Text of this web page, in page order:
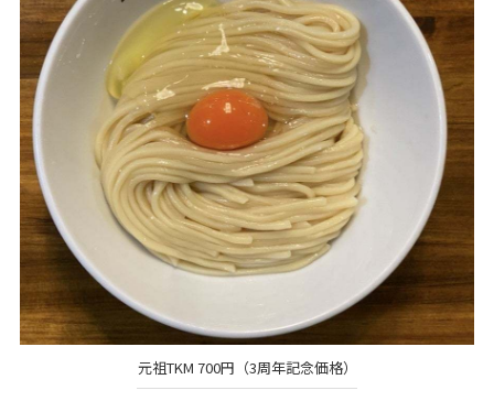
元祖TKM 700円（3周年記念価格）